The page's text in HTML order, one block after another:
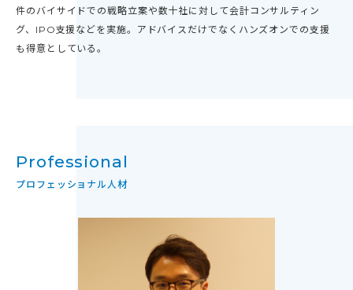
件のバイサイドでの戦略立案や数十社に対して会計コンサルティン
グ、IPO支援などを実施。アドバイスだけでなくハンズオンでの支援
も得意としている。
Professional
プロフェッショナル人材